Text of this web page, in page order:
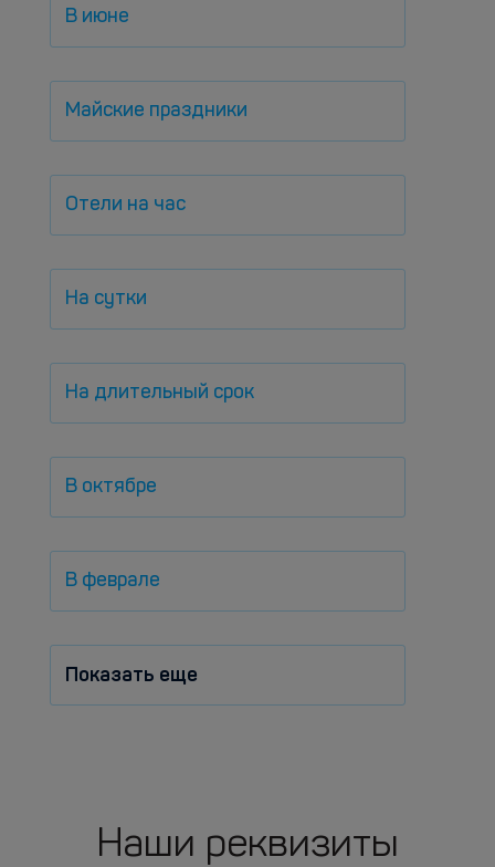
В июне
Майские праздники
Отели на час
На сутки
На длительный срок
В октябре
В феврале
Показать еще
Наши реквизиты